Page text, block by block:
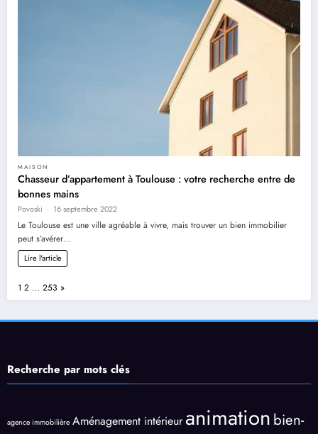
MAISON
Chasseur d’appartement à Toulouse : votre recherche entre de
bonnes mains
Povoski 16 septembre 2022
Le Toulouse est une ville agréable à vivre, mais trouver un bien immobilier
peut s’avérer…
Lire l'article
Page:
1 2 … 253 Next
»
Recherche par mots clés
agence immobilière Aménagement intérieur animation bien-